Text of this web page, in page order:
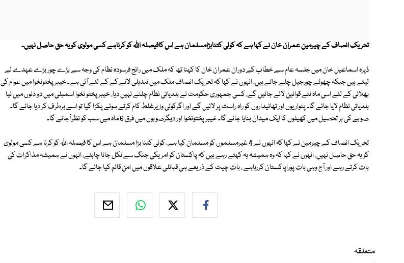
تحریک انصاف کے چیرمین عمران خان نے کہا ہے کہکوئی کتنابڑامسلمان ہے اس کافیصلہ اللہ کو کرناہے کسی مولوی کو یہ حق حاصل نہیں۔
ڈیرہ اسماعیل خان میں جلسہ عام سے خطاب کے دوران عمران خان کا کہنا تھا کہ ملک میں رائج فرسودہ نظام کی وجہ سے بڑے چور بڑے عہدے لے
لیتے ہیں جبکہ چھوٹے چورجیل چلے جاتے ہیں، انہوں نے کہا کہ تحریک انصاف ملک میں تبدیلی لانے کے کے لئے آئی ہے۔ خیبر پختونخوا میں عوام کی
بھلائی کے لئے اسی ماہ نئے قوانین لائے جائیں گے، کسی جمہوری حکومت نے بلدیاتی نظام چلنے نہیں دیا، خیبرپختو نخوا اسمبلی میں دو دنوں میں نیا
بلدیاتی نظام لایا جائے گا۔ پٹواریوں اور تھانیداروں کو راہ راست پر لائیں گے اور اگرکوئی وزیرغلط کام کرتے ہوئے پکڑا گیا تو اسے برطرف کر دیا جائے گا۔
صوبے کی ہر تحصیل میں کھیلوں کا ایک میدان بنایا جائے گا۔ خیبرپختونخوا اور دیگرصوبوں میں فرق 6 ماہ میں سب کو نظرآجائے گا۔
تحریک انصاف کے چیرمین نے کہا کہ انہوں نے 4 غیرمسلموں کو مسلمان کیا ہے، کوئی کتنا بڑا مسلمان ہے اس کا فیصلہ اللہ کو کرنا ہے کسی مولوی
کو یہ حق حاصل نہیں، انہوں نے کہا کہ وہ ہمیشہ یہ کہتے رہے ہیں کہ پاکستان کو امریکی جنگ سے نکل جانا چاہئے، انہوں نے ہمیشہ مذاکرات کی
بات کرتے رہے اور آج وہی بات پوراپاکستان کررہاہے ، بات چیت کے ذریعے ہی قبائلی علاقوں میں امن قائم کیا جائے گا۔
متعلقہ